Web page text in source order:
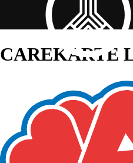
CAREKARTE